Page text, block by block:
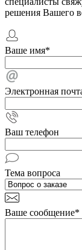
решения Вашего
Ваше имя*
Электронная
Ваш телефон
Тема вопроса
Ваше сообщение*